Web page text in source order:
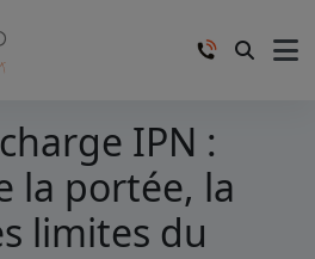
IPN :
la portée, la
limites du